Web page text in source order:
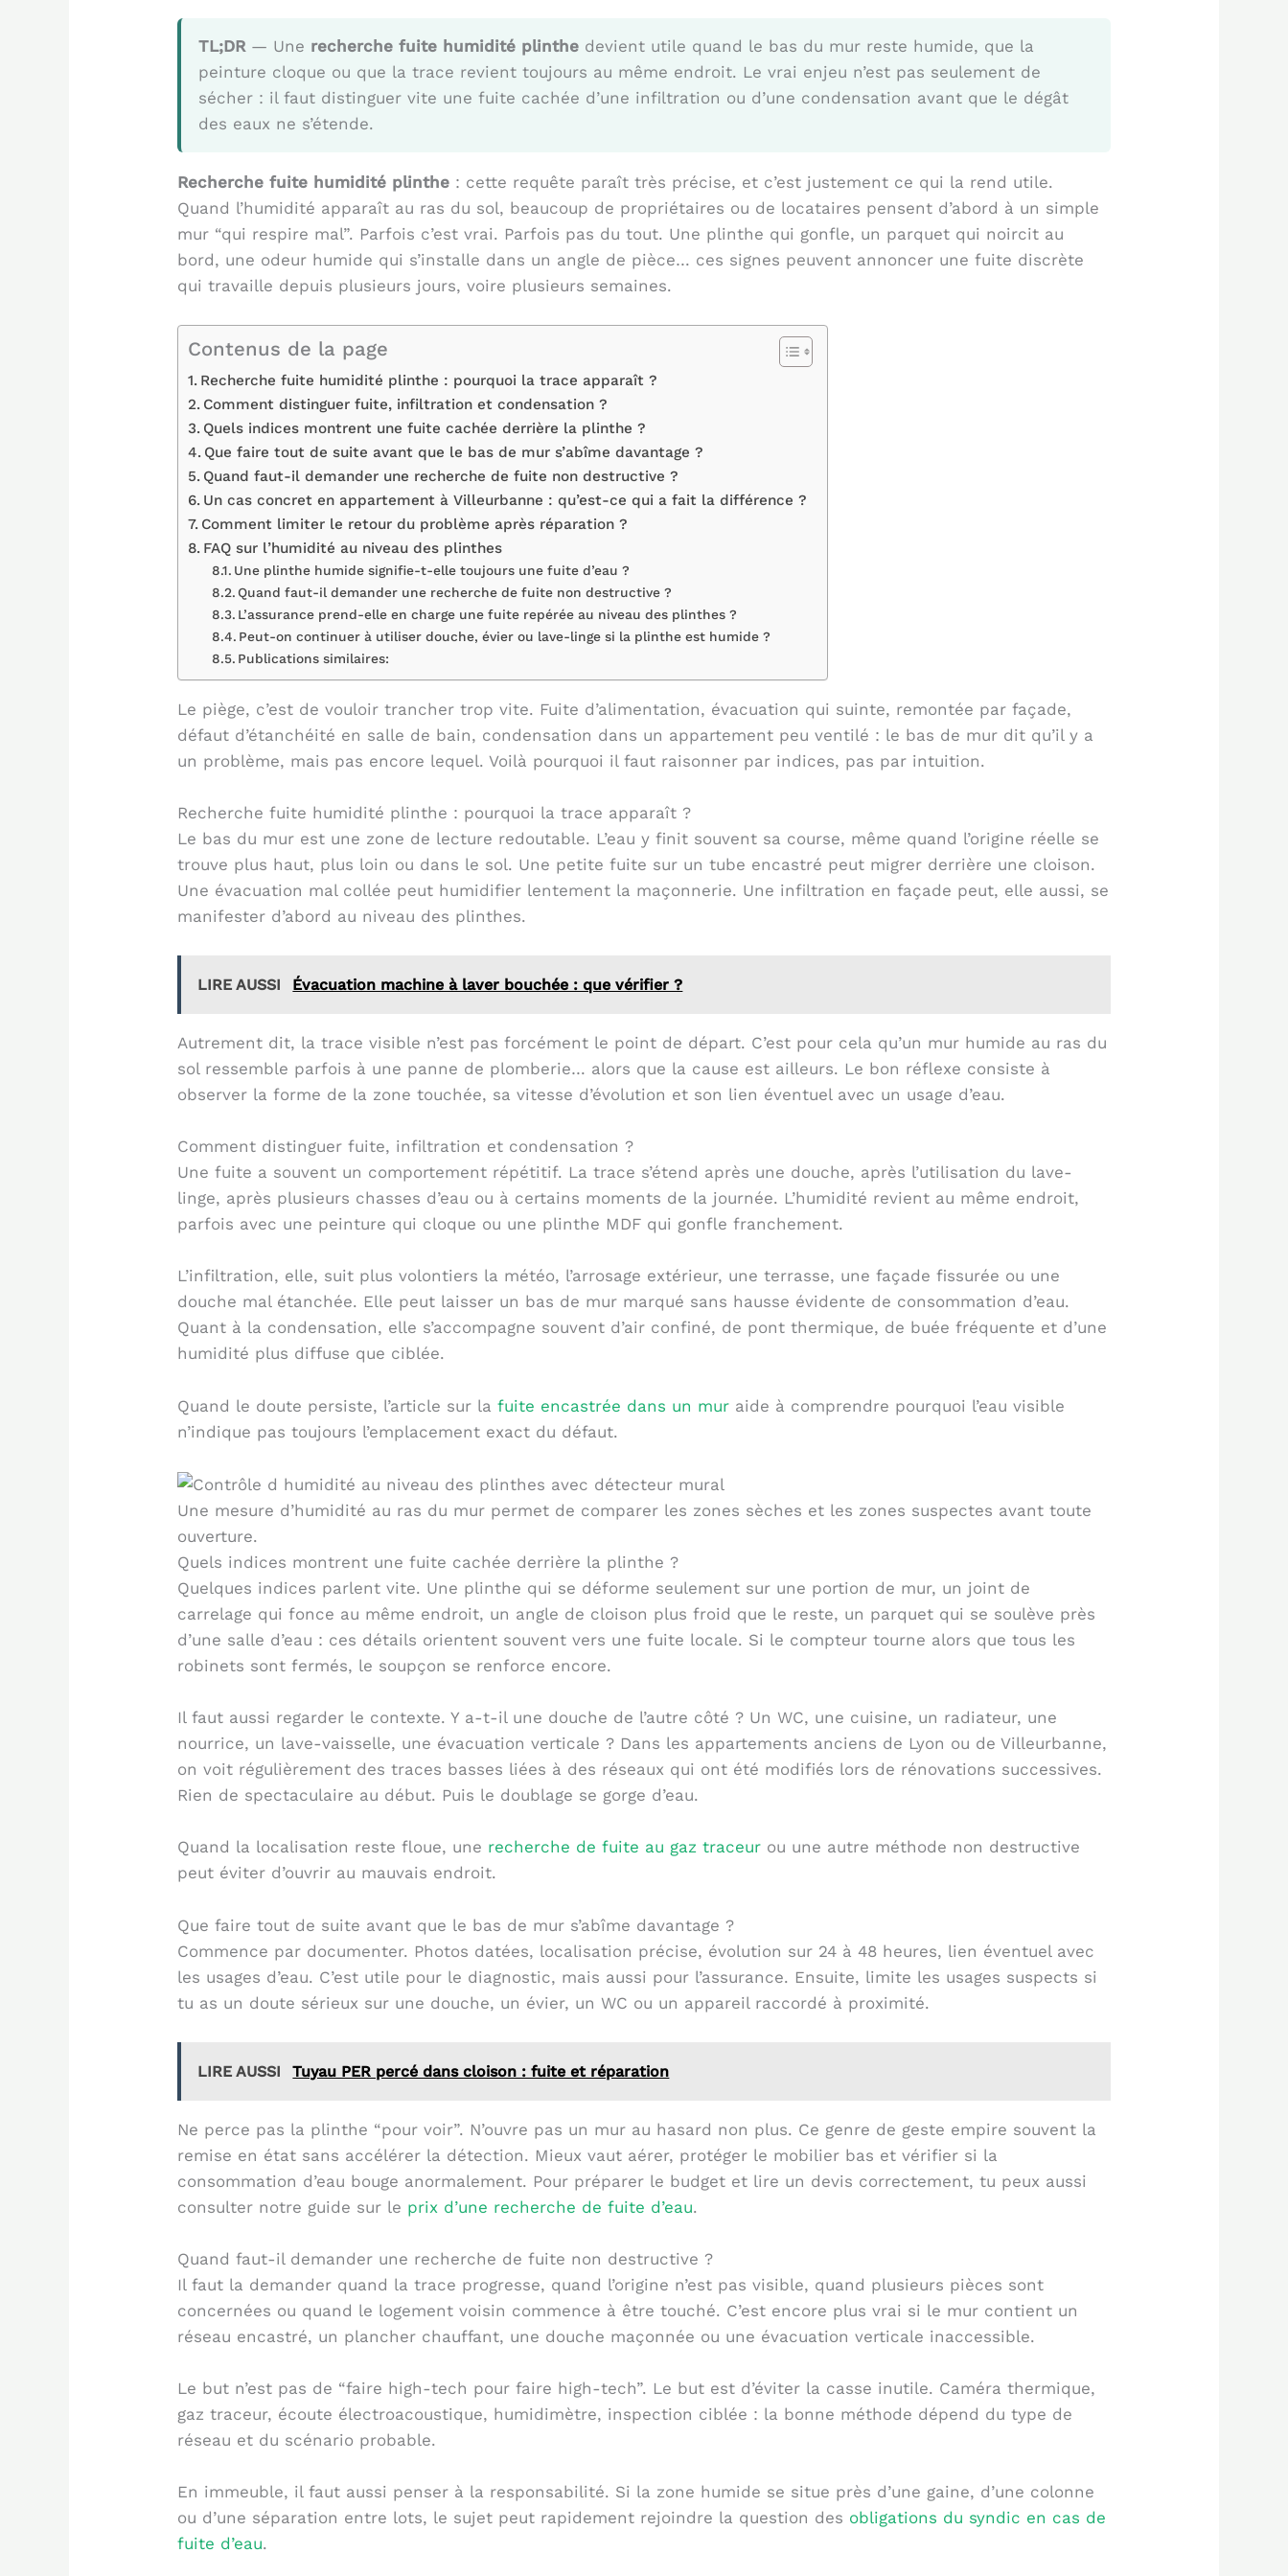
TL;DR — Une recherche fuite humidité plinthe devient utile quand le bas du mur reste humide, que la
peinture cloque ou que la trace revient toujours au même endroit. Le vrai enjeu n’est pas seulement de
sécher : il faut distinguer vite une fuite cachée d’une infiltration ou d’une condensation avant que le dégât
des eaux ne s’étende.
Recherche fuite humidité plinthe : cette requête paraît très précise, et c’est justement ce qui la rend utile.
Quand l’humidité apparaît au ras du sol, beaucoup de propriétaires ou de locataires pensent d’abord à un simple
mur “qui respire mal”. Parfois c’est vrai. Parfois pas du tout. Une plinthe qui gonfle, un parquet qui noircit au
bord, une odeur humide qui s’installe dans un angle de pièce… ces signes peuvent annoncer une fuite discrète
qui travaille depuis plusieurs jours, voire plusieurs semaines.
Contenus de la page
Recherche fuite humidité plinthe : pourquoi la trace apparaît ?
Comment distinguer fuite, infiltration et condensation ?
Quels indices montrent une fuite cachée derrière la plinthe ?
Que faire tout de suite avant que le bas de mur s’abîme davantage ?
Quand faut-il demander une recherche de fuite non destructive ?
Un cas concret en appartement à Villeurbanne : qu’est-ce qui a fait la différence ?
Comment limiter le retour du problème après réparation ?
FAQ sur l’humidité au niveau des plinthes
Une plinthe humide signifie-t-elle toujours une fuite d’eau ?
Quand faut-il demander une recherche de fuite non destructive ?
L’assurance prend-elle en charge une fuite repérée au niveau des plinthes ?
Peut-on continuer à utiliser douche, évier ou lave-linge si la plinthe est humide ?
Publications similaires:
Le piège, c’est de vouloir trancher trop vite. Fuite d’alimentation, évacuation qui suinte, remontée par façade,
défaut d’étanchéité en salle de bain, condensation dans un appartement peu ventilé : le bas de mur dit qu’il y a
un problème, mais pas encore lequel. Voilà pourquoi il faut raisonner par indices, pas par intuition.
Recherche fuite humidité plinthe : pourquoi la trace apparaît ?
Le bas du mur est une zone de lecture redoutable. L’eau y finit souvent sa course, même quand l’origine réelle se
trouve plus haut, plus loin ou dans le sol. Une petite fuite sur un tube encastré peut migrer derrière une cloison.
Une évacuation mal collée peut humidifier lentement la maçonnerie. Une infiltration en façade peut, elle aussi, se
manifester d’abord au niveau des plinthes.
LIRE AUSSI Évacuation machine à laver bouchée : que vérifier ?
Autrement dit, la trace visible n’est pas forcément le point de départ. C’est pour cela qu’un mur humide au ras du
sol ressemble parfois à une panne de plomberie… alors que la cause est ailleurs. Le bon réflexe consiste à
observer la forme de la zone touchée, sa vitesse d’évolution et son lien éventuel avec un usage d’eau.
Comment distinguer fuite, infiltration et condensation ?
Une fuite a souvent un comportement répétitif. La trace s’étend après une douche, après l’utilisation du lave-
linge, après plusieurs chasses d’eau ou à certains moments de la journée. L’humidité revient au même endroit,
parfois avec une peinture qui cloque ou une plinthe MDF qui gonfle franchement.
L’infiltration, elle, suit plus volontiers la météo, l’arrosage extérieur, une terrasse, une façade fissurée ou une
douche mal étanchée. Elle peut laisser un bas de mur marqué sans hausse évidente de consommation d’eau.
Quant à la condensation, elle s’accompagne souvent d’air confiné, de pont thermique, de buée fréquente et d’une
humidité plus diffuse que ciblée.
Quand le doute persiste, l’article sur lafuite encastrée dans un mur aide à comprendre pourquoi l’eau visible
n’indique pas toujours l’emplacement exact du défaut.
Une mesure d’humidité au ras du mur permet de comparer les zones sèches et les zones suspectes avant toute
ouverture.
Quels indices montrent une fuite cachée derrière la plinthe ?
Quelques indices parlent vite. Une plinthe qui se déforme seulement sur une portion de mur, un joint de
carrelage qui fonce au même endroit, un angle de cloison plus froid que le reste, un parquet qui se soulève près
d’une salle d’eau : ces détails orientent souvent vers une fuite locale. Si le compteur tourne alors que tous les
robinets sont fermés, le soupçon se renforce encore.
Il faut aussi regarder le contexte. Y a-t-il une douche de l’autre côté ? Un WC, une cuisine, un radiateur, une
nourrice, un lave-vaisselle, une évacuation verticale ? Dans les appartements anciens de Lyon ou de Villeurbanne,
on voit régulièrement des traces basses liées à des réseaux qui ont été modifiés lors de rénovations successives.
Rien de spectaculaire au début. Puis le doublage se gorge d’eau.
Quand la localisation reste floue, une recherche de fuite au gaz traceur ou une autre méthode non destructive
peut éviter d’ouvrir au mauvais endroit.
Que faire tout de suite avant que le bas de mur s’abîme davantage ?
Commence par documenter. Photos datées, localisation précise, évolution sur 24 à 48 heures, lien éventuel avec
les usages d’eau. C’est utile pour le diagnostic, mais aussi pour l’assurance. Ensuite, limite les usages suspects si
tu as un doute sérieux sur une douche, un évier, un WC ou un appareil raccordé à proximité.
LIRE AUSSI Tuyau PER percé dans cloison : fuite et réparation
Ne perce pas la plinthe “pour voir”. N’ouvre pas un mur au hasard non plus. Ce genre de geste empire souvent la
remise en état sans accélérer la détection. Mieux vaut aérer, protéger le mobilier bas et vérifier si la
consommation d’eau bouge anormalement. Pour préparer le budget et lire un devis correctement, tu peux aussi
consulter notre guide sur le prix d’une recherche de fuite d’eau.
Quand faut-il demander une recherche de fuite non destructive ?
Il faut la demander quand la trace progresse, quand l’origine n’est pas visible, quand plusieurs pièces sont
concernées ou quand le logement voisin commence à être touché. C’est encore plus vrai si le mur contient un
réseau encastré, un plancher chauffant, une douche maçonnée ou une évacuation verticale inaccessible.
Le but n’est pas de “faire high-tech pour faire high-tech”. Le but est d’éviter la casse inutile. Caméra thermique,
gaz traceur, écoute électroacoustique, humidimètre, inspection ciblée : la bonne méthode dépend du type de
réseau et du scénario probable.
En immeuble, il faut aussi penser à la responsabilité. Si la zone humide se situe près d’une gaine, d’une colonne
ou d’une séparation entre lots, le sujet peut rapidement rejoindre la question des obligations du syndic en cas de
fuite d’eau.